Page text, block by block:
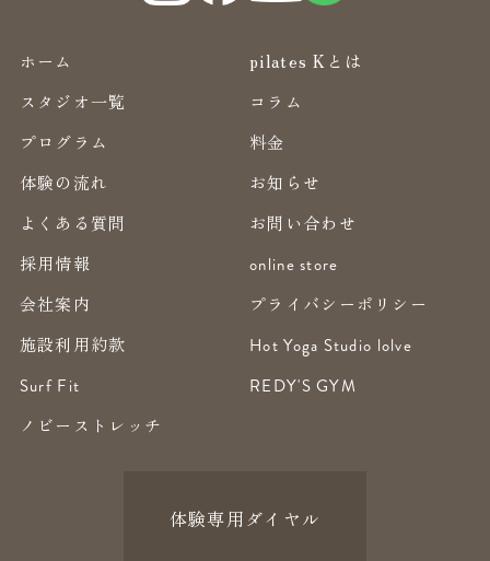
ホーム
pilates Kとは
スタジオ一覧
コラム
プログラム
料金
体験の流れ
お知らせ
よくある質問
お問い合わせ
採用情報
online store
会社案内
プライバシーポリシー
施設利用約款
Hot Yoga Studio lolve
Surf Fit
REDY'S GYM
ノビーストレッチ
体験専用ダイヤル